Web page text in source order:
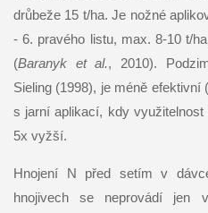
drůbeže 15 t/ha. Je nožné
- 6. pravého listu, max. 8-10 t/
(Baranyk et al., 2010).
Sieling (1998), je méně
s jarní aplikací, kdy
5x vyžší.
Hnojení N před setím v
hnojivech se neprovádí jen